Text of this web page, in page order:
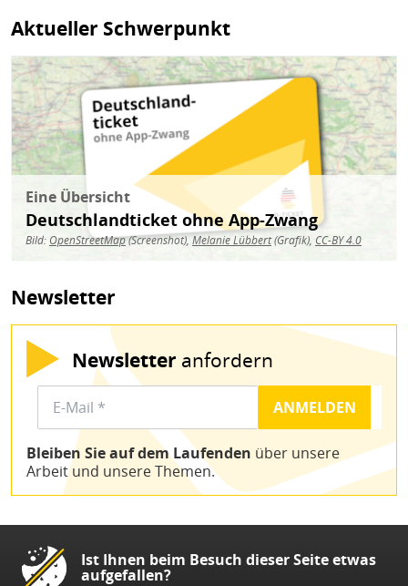
Aktueller Schwerpunkt
Bild
Eine Übersicht
Deutschlandticket ohne App-Zwang
Bild: OpenStreetMap(Screenshot), Melanie Lübbert(Grafik), CC-BY 4.0
Newsletter
Newsletter anfordern
Bleiben Sie auf dem Laufenden über unsere
Arbeit und unsere Themen.
Ist Ihnen beim Besuch dieser Seite etwas
aufgefallen?